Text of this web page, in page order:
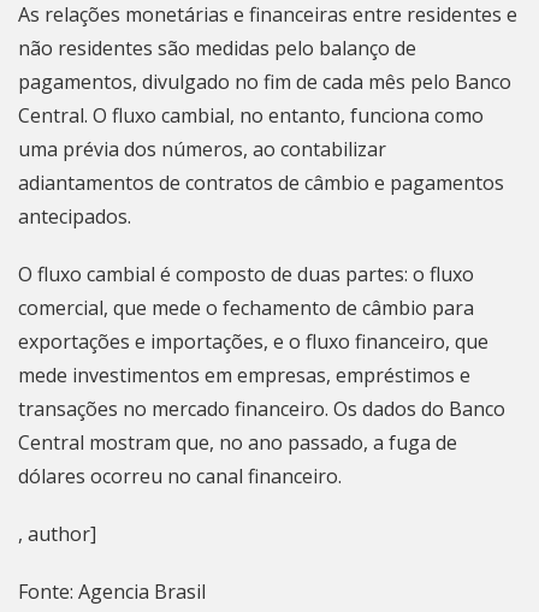
As relações monetárias e financeiras entre residentes e
não residentes são medidas pelo balanço de
pagamentos, divulgado no fim de cada mês pelo Banco
Central. O fluxo cambial, no entanto, funciona como
uma prévia dos números, ao contabilizar
adiantamentos de contratos de câmbio e pagamentos
antecipados.
O fluxo cambial é composto de duas partes: o fluxo
comercial, que mede o fechamento de câmbio para
exportações e importações, e o fluxo financeiro, que
mede investimentos em empresas, empréstimos e
transações no mercado financeiro. Os dados do Banco
Central mostram que, no ano passado, a fuga de
dólares ocorreu no canal financeiro.
, author]
Fonte: Agencia Brasil